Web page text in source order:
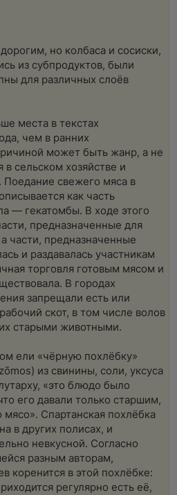
но колбаса и сосиски,
из субпродуктов, были
для различных слоёв
места в текстах
чем в ранних
может быть жанр, а не
сельском хозяйстве и
свежего мяса в
как часть
— гекатомбы. В ходе этого
предназначенные для
части, предназначенные
и раздавалась участникам
торговля готовым мясом и
В городах
запрещали есть или
скот, в том числе волов
старыми животными.
ели «чёрную похлёбку»
из свинины, соли, уксуса
«это блюдо было
его давали только старшим,
Спартанская похлёбка
в других полисах, и
невкусной. Согласно
разным авторам,
коренится в этой похлёбке:
регулярно есть её,